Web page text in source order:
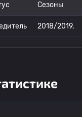
Сезоны
2018/2019,